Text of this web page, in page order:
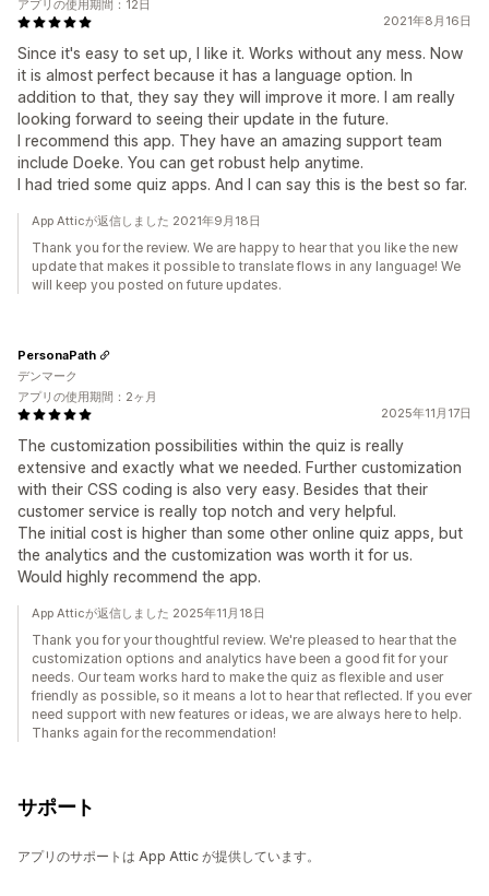
2021年8月16日
Since it's easy to set up, I like it. Works without any mess. Now
it is almost perfect because it has a language option. In
addition to that, they say they will improve it more. I am really
looking forward to seeing their update in the future.
I recommend this app. They have an amazing support team
include Doeke. You can get robust help anytime.
I had tried some quiz apps. And I can say this is the best so far.
アプリの使用期間：12日
App Atticが返信しました 2021年9月18日
Thank you for the review. We are happy to hear that you like the new
update that makes it possible to translate flows in any language! We
will keep you posted on future updates.
2025年11月17日
The customization possibilities within the quiz is really
extensive and exactly what we needed. Further customization
with their CSS coding is also very easy. Besides that their
customer service is really top notch and very helpful.
The initial cost is higher than some other online quiz apps, but
the analytics and the customization was worth it for us.
Would highly recommend the app.
PersonaPath
デンマーク
アプリの使用期間：2ヶ月
App Atticが返信しました 2025年11月18日
Thank you for your thoughtful review. We're pleased to hear that the
customization options and analytics have been a good fit for your
needs. Our team works hard to make the quiz as flexible and user
friendly as possible, so it means a lot to hear that reflected. If you ever
need support with new features or ideas, we are always here to help.
Thanks again for the recommendation!
サポート
アプリのサポートは App Attic が提供しています。